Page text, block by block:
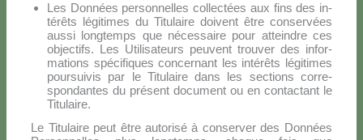
Les Don­nées per­son­nel­les col­lec­tées aux fins des in­
té­rê­ts lé­gi­ti­mes du Ti­tu­lai­re doi­vent être con­ser­vées
aus­si long­temps que né­ces­sai­re pour at­tein­dre ces
ob­jec­tifs. Les Uti­li­sa­teurs peu­vent trou­ver des in­for­
ma­tions spé­ci­fi­ques con­cer­nant les in­té­rê­ts lé­gi­ti­mes
pour­sui­vis par le Ti­tu­lai­re dans les sec­tions cor­re­
spon­dan­tes du pré­sent do­cu­ment ou en con­tac­tant le
Ti­tu­lai­re.
Le Ti­tu­lai­re peut être au­to­ri­sé à con­ser­ver des Don­nées